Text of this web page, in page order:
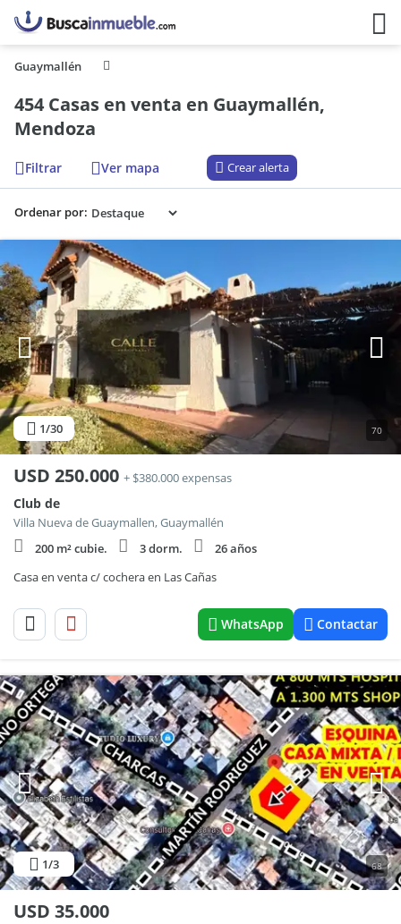
Guaymallén
454 Casas en venta en Guaymallén,
Mendoza
Filtrar Ver mapa Crear alerta
Ordenar por:
1/30 70
USD 250.000 + $380.000 expensas
Club de
Villa Nueva de Guaymallen, Guaymallén
200 m² cubie.
3 dorm.
26 años
Casa en venta c/ cochera en Las Cañas
WhatsApp Contactar
1/3 68
USD 35.000